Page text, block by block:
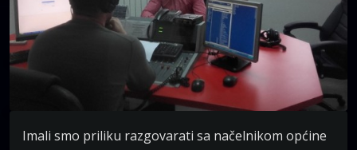
Imali smo priliku razgovarati sa načelnikom općine